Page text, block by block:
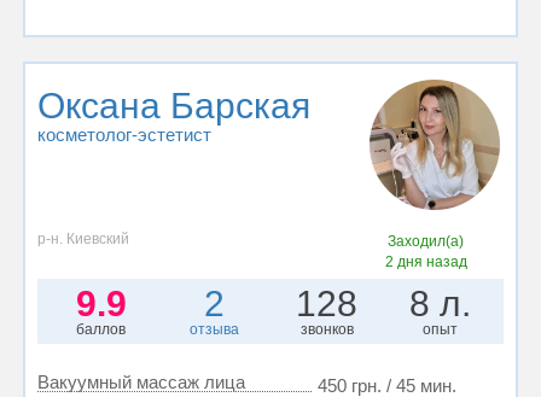
Оксана Барская
косметолог-эстетист
р-н. Киевский
Заходил(а)
2 дня назад
9.9
баллов
2
отзыва
128
звонков
8 л.
опыт
Вакуумный массаж лица 450 грн. / 45 мин.